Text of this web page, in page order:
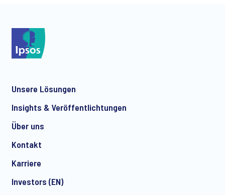
Unsere Lösungen
Insights & Veröffentlichtungen
Über uns
Kontakt
Karriere
Investors (EN)